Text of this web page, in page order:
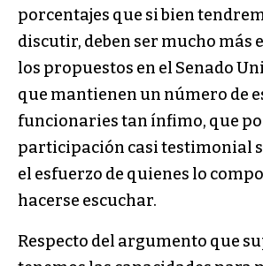
porcentajes que si bien
discutir, deben ser mucho más
los propuestos en el Senado
que mantienen un número de
funcionaries tan ínfimo, que
participación casi testimonial
el esfuerzo de quienes lo
hacerse escuchar.
Respecto del argumento que